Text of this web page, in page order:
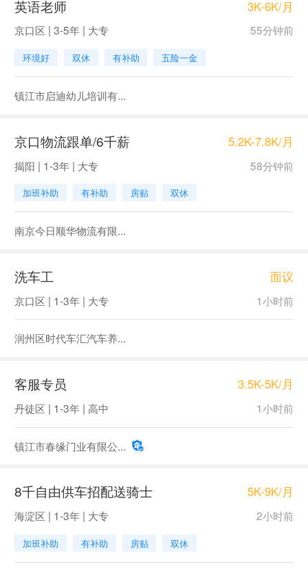
英语老师 3K-6K/月
京口区 | 3-5年 | 大专 55分钟前
环境好 双休 有补助 五险一金
镇江市启迪幼儿培训有...
京口物流跟单/6千薪 5.2K-7.8K/月
揭阳 | 1-3年 | 大专 58分钟前
加班补助 有补助 房贴 双休
南京今日顺华物流有限...
洗车工 面议
京口区 | 1-3年 | 大专 1小时前
润州区时代车汇汽车养...
客服专员 3.5K-5K/月
丹徒区 | 1-3年 | 高中 1小时前
镇江市春缘门业有限公...
8千自由供车招配送骑士 5K-9K/月
海淀区 | 1-3年 | 大专 2小时前
加班补助 有补助 房贴 双休